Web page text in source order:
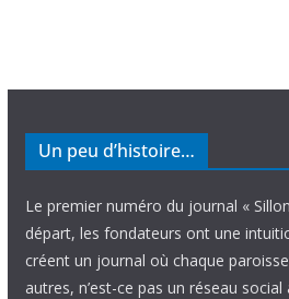
Un peu d’histoire…
Le premier numéro du journal «
départ, les fondateurs ont une
créent un journal où chaque
autres, n’est-ce pas un réseau social